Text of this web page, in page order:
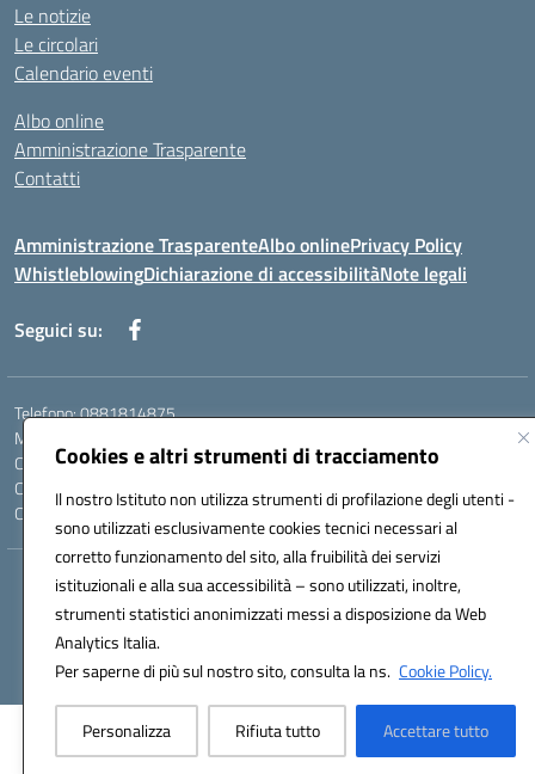
Cookies e altri strumenti di tracciamento
Il nostro Istituto non utilizza strumenti di profilazione degli utenti -
sono utilizzati esclusivamente cookies tecnici necessari al
corretto funzionamento del sito, alla fruibilità dei servizi
istituzionali e alla sua accessibilità – sono utilizzati, inoltre,
strumenti statistici anonimizzati messi a disposizione da Web
Analytics Italia.
Per saperne di più sul nostro sito, consulta la ns. Cookie Policy.
Personalizza Rifiuta tutto Accettare tutto
Le notizie
Le circolari
Calendario eventi
Albo online
Amministrazione Trasparente
Contatti
Amministrazione TrasparenteAlbo onlinePrivacy Policy
WhistleblowingDichiarazione di accessibilitàNote legali
Seguici su:
Telefono: 0881814875
Mail: fgic86100g@istruzione.it PEC: fgic86100g@pec.istruzione.it
Codice univoco ufficio: UF0Y26 Codice IPA: istsc_fgic86100g
Codice meccanografico: FGIC86100G
Codice fiscale: 80030630711
Hosting & Powered by 3D Solution S.r.l.
Concept & Design by Designers Italia